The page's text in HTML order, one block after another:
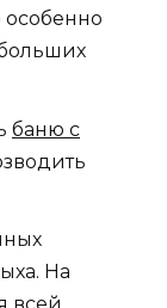
особенно
баню с
На